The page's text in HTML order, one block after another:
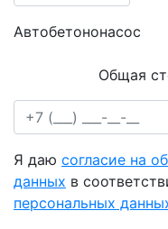
Автобетононасос
Общая
Я даю согласие на
данных в
персональных